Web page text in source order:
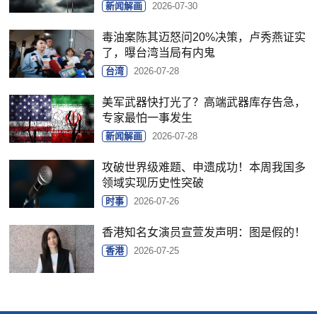
新闻解画 2026-07-30
毒油案陈其迈怒问20%决策，卢秀燕证实
了，曝台湾当局有内鬼
台湾 2026-07-28
美军武器快打光了？高端武器库存告急，
专家最怕一事发生
新闻解画 2026-07-28
攻破世界级难题、申遗成功！本周我国多
领域实现历史性突破
时事 2026-07-26
香港知名女演员宣萱发声明：图是假的！
香港 2026-07-25